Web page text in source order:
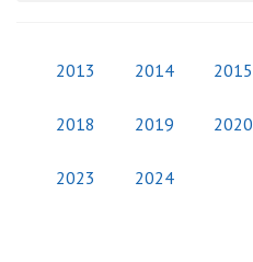
2013 2014 2015
2018 2019 2020
2023 2024